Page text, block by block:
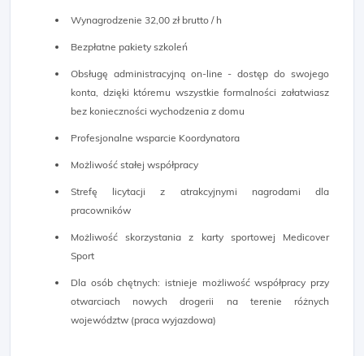
Wynagrodzenie 32,00 zł brutto / h
Bezpłatne pakiety szkoleń
Obsługę administracyjną on-line - dostęp do swojego
konta, dzięki któremu wszystkie formalności załatwiasz
bez konieczności wychodzenia z domu
Profesjonalne wsparcie Koordynatora
Możliwość stałej współpracy
Strefę licytacji z atrakcyjnymi nagrodami dla
pracowników
Możliwość skorzystania z karty sportowej Medicover
Sport
Dla osób chętnych: istnieje możliwość współpracy przy
otwarciach nowych drogerii na terenie różnych
województw (praca wyjazdowa)